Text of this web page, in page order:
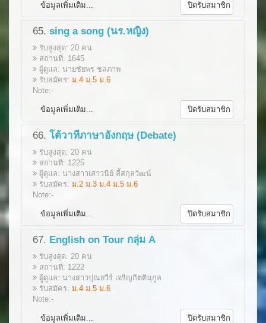
ข้อมูลเพิ่มเติม... ปิดรับสมาชิก
65. sing a song (นร.หญิง)
รับสูงสุด: 20 คน
สถานที่: 1645
ผู้ดูแล: นายชัยพร ชลภาพ
รับสมัคร: ม.4 ม.5 ม.6
Note:-
ข้อมูลเพิ่มเติม... ปิดรับสมาชิก
66. โต้วาทีภาษาอังกฤษ (Debate)
รับสูงสุด: 20 คน
สถานที่: 1225
ผู้ดูแล: นางสาวเสาวนีย์ ลี้สกุลวัฒน์
รับสมัคร: ม.2 ม.3 ม.4 ม.5 ม.6
Note:-
ข้อมูลเพิ่มเติม... ปิดรับสมาชิก
67. English on Tour กลุ่ม A
รับสูงสุด: 20 คน
สถานที่: 1222
ผู้ดูแล: นางสาวปุณยวีร์ เจริญกิตตินุกูล
รับสมัคร: ม.4 ม.5 ม.6
Note:-
ข้อมูลเพิ่มเติม... ปิดรับสมาชิก